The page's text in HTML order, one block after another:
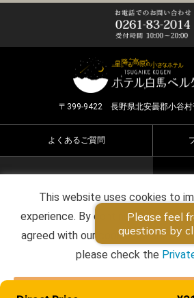
〒399-9422 長野県北安曇郡小谷村
よくあるご質問
Copyright ©2026 HOTEL HAKUBA
reserved.
This website uses cookies to
experience. By continuing to use
agreed with our cookie consent.
please check the